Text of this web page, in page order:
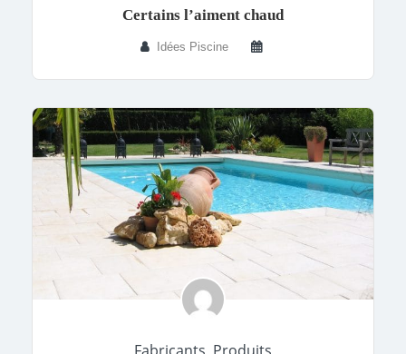
Certains l’aiment chaud
Idées Piscine